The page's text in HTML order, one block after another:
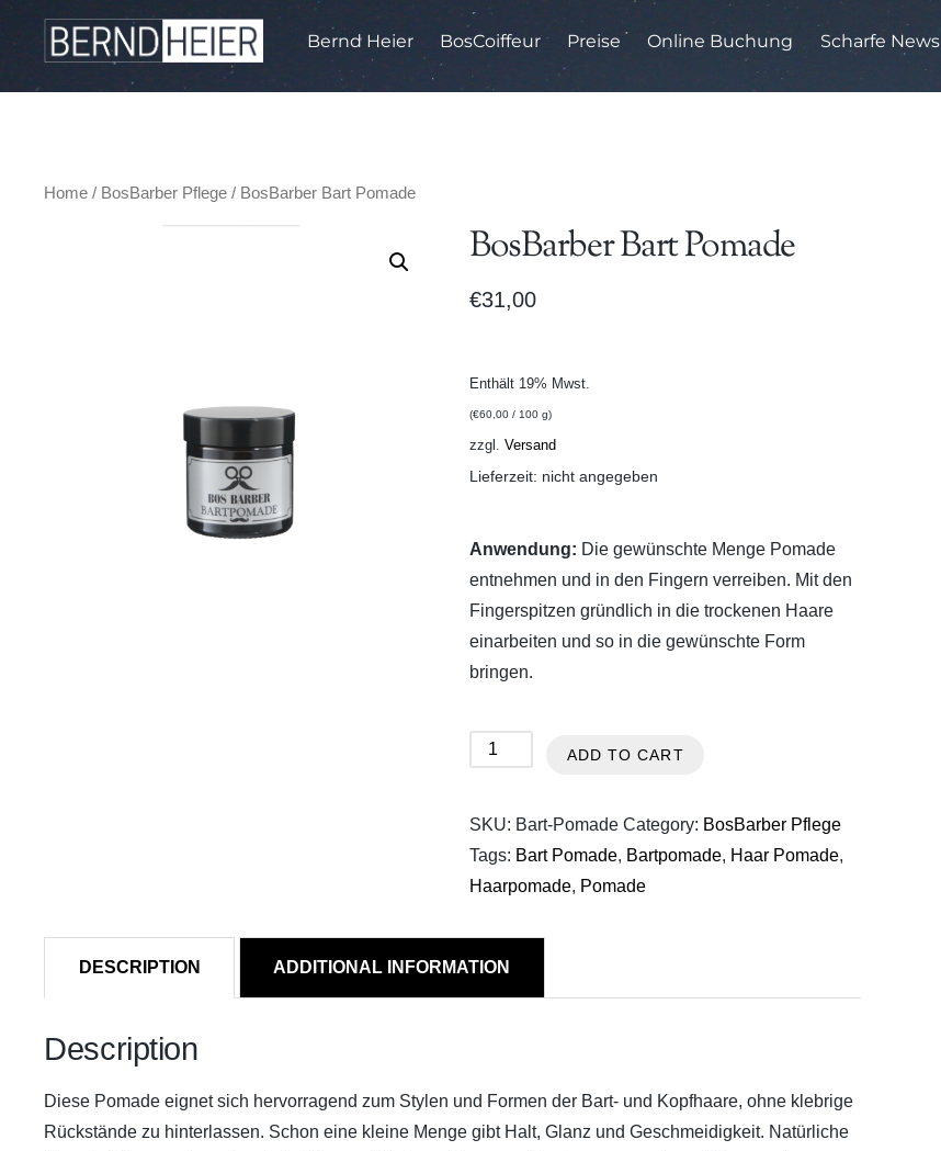
Bernd Heier BosCoiffeur Preise Online Buchung Scharfe News
Home / BosBarber Pflege / BosBarber Bart Pomade
BosBarber Bart Pomade
€31,00
Enthält 19% Mwst.
(€60,00/ 100 g)
zzgl. Versand
Lieferzeit: nicht angegeben
Anwendung: Die gewünschte Menge Pomade
entnehmen und in den Fingern verreiben. Mit den
Fingerspitzen gründlich in die trockenen Haare
einarbeiten und so in die gewünschte Form
bringen.
BosBarber
quantity
ADD TO CART
SKU: Bart-Pomade Category: BosBarber Pflege
Tags: Bart Pomade, Bartpomade, Haar Pomade,
Haarpomade, Pomade
DESCRIPTION ADDITIONAL INFORMATION
Description
Diese Pomade eignet sich hervorragend zum Stylen und Formen der Bart- und Kopfhaare, ohne klebrige
Rückstände zu hinterlassen. Schon eine kleine Menge gibt Halt, Glanz und Geschmeidigkeit. Natürliche